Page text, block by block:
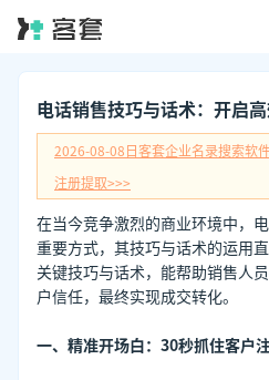
电话销售技巧与话术：开启
2026-08-08日客套企业名录搜索软
注册提取>>>
在当今竞争激烈的商业环境中，
重要方式，其技巧与话术的运用
关键技巧与话术，能帮助销售人
户信任，最终实现成交转化。
一、精准开场白：30秒抓住客户